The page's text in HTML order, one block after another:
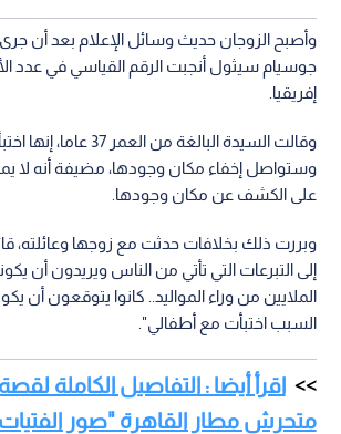
وأصبح الزوجان حديث وسائل الإعلام بعد أن جرى
جوسيام سيثول أنجبت الرقم القياسي في عدد
إفريقيا.
وقالت السيدة البالغة من
وستواصل إخفاء مكان وجودها، مضيفة أنه لا
على الكشف عن مكان وجودها.
وبررت ذلك بخلافات حدثت مع زوجها وعائلته،
إلى التبرعات التي تأتي من الناس ويريدون أن
الملايين من وراء المواليد.. كانوا يتوقعون أن
السبب اختبأت مع أطفالي".
اقرأ أيضا : التفاصيل الكاملة
متحرش مطار القاهرة "صور